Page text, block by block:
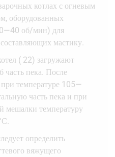
котлах с огневым
оборудованных
об/мин) для
мастику.
( 22) загружают
часть пека. После
при температуре 105—
часть пека и при
мешалки температуру
определить
вяжущего